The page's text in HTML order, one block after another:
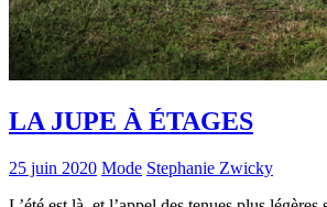
LA JUPE À ÉTAGES
25 juin 2020 Mode Stephanie Zwicky